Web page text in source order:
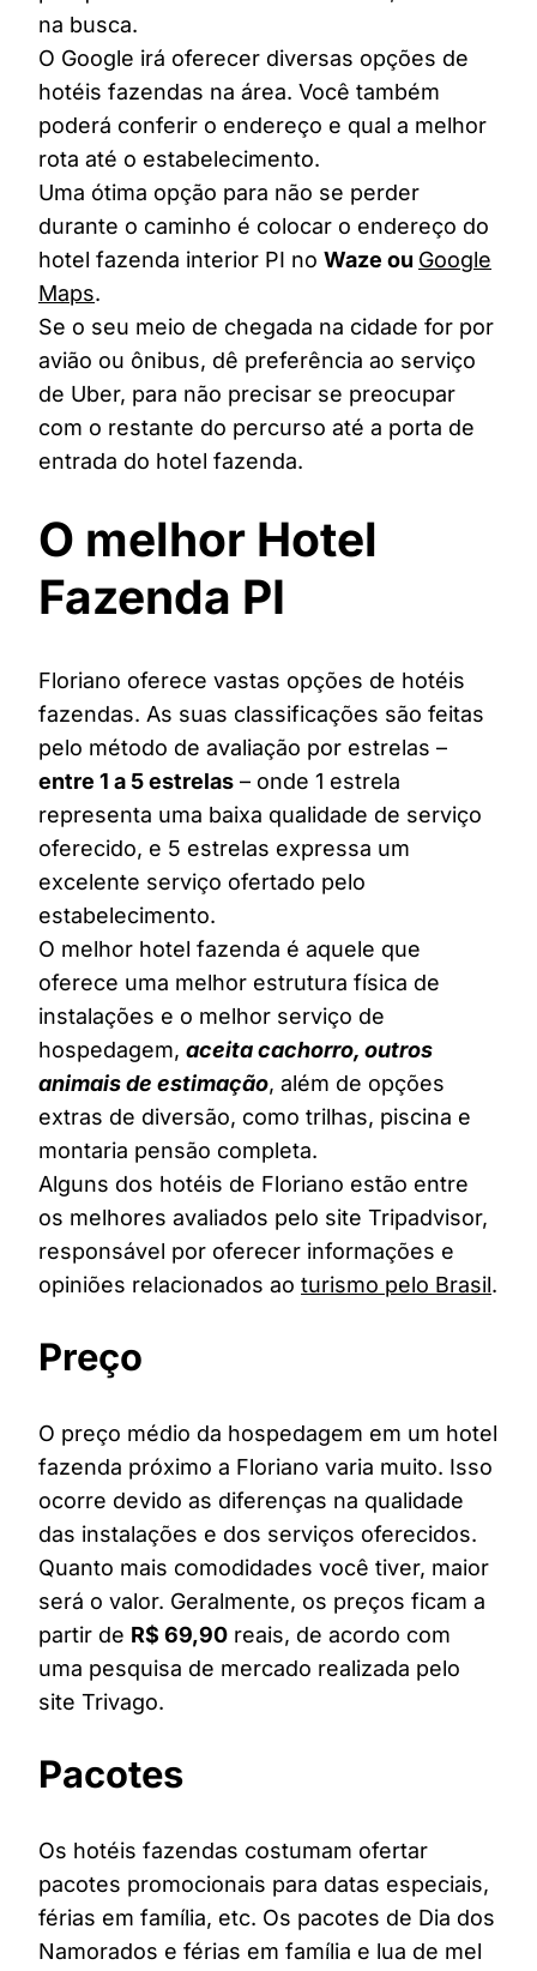
na busca.
O Google irá oferecer diversas opções de
hotéis fazendas na área. Você também
poderá conferir o endereço e qual a melhor
rota até o estabelecimento.
Uma ótima opção para não se perder
durante o caminho é colocar o endereço do
hotel fazenda interior PI no Waze ou Google
Maps.
Se o seu meio de chegada na cidade for por
avião ou ônibus, dê preferência ao serviço
de Uber, para não precisar se preocupar
com o restante do percurso até a porta de
entrada do hotel fazenda.
O melhor Hotel
Fazenda PI
Floriano oferece vastas opções de hotéis
fazendas. As suas classificações são feitas
pelo método de avaliação por estrelas –
entre 1 a 5 estrelas – onde 1 estrela
representa uma baixa qualidade de serviço
oferecido, e 5 estrelas expressa um
excelente serviço ofertado pelo
estabelecimento.
O melhor hotel fazenda é aquele que
oferece uma melhor estrutura física de
instalações e o melhor serviço de
hospedagem, aceita cachorro, outros
animais de estimação, além de opções
extras de diversão, como trilhas, piscina e
montaria pensão completa.
Alguns dos hotéis de Floriano estão entre
os melhores avaliados pelo site Tripadvisor,
responsável por oferecer informações e
opiniões relacionados ao turismo pelo Brasil.
Preço
O preço médio da hospedagem em um hotel
fazenda próximo a Floriano varia muito. Isso
ocorre devido as diferenças na qualidade
das instalações e dos serviços oferecidos.
Quanto mais comodidades você tiver, maior
será o valor. Geralmente, os preços ficam a
partir de R$ 69,90 reais, de acordo com
uma pesquisa de mercado realizada pelo
site Trivago.
Pacotes
Os hotéis fazendas costumam ofertar
pacotes promocionais para datas especiais,
férias em família, etc. Os pacotes de Dia dos
Namorados e férias em família e lua de mel